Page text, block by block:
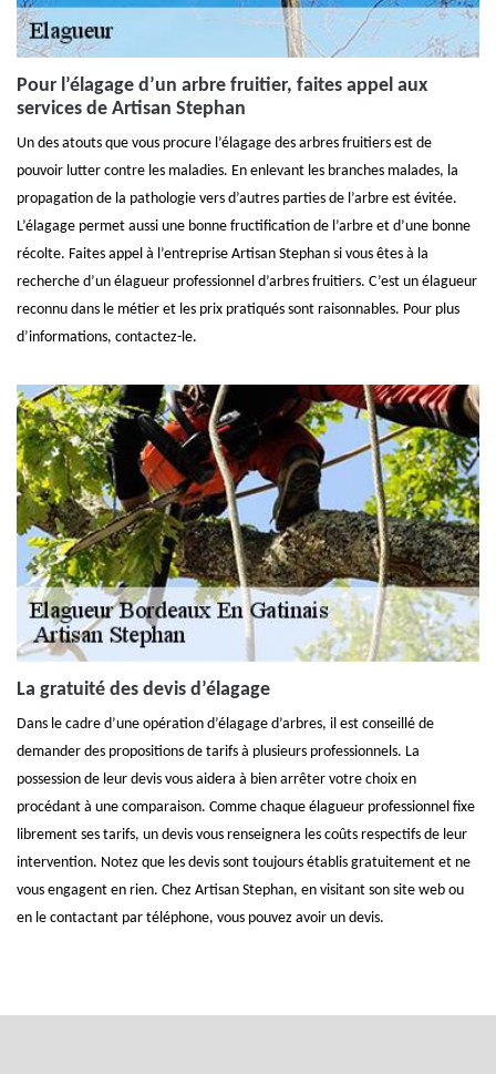
Pour l’élagage d’un arbre fruitier, faites appel aux
services de Artisan Stephan
Un des atouts que vous procure l’élagage des arbres fruitiers est de
pouvoir lutter contre les maladies. En enlevant les branches malades, la
propagation de la pathologie vers d’autres parties de l’arbre est évitée.
L’élagage permet aussi une bonne fructification de l’arbre et d’une bonne
récolte. Faites appel à l’entreprise Artisan Stephan si vous êtes à la
recherche d’un élagueur professionnel d’arbres fruitiers. C’est un élagueur
reconnu dans le métier et les prix pratiqués sont raisonnables. Pour plus
d’informations, contactez-le.
La gratuité des devis d’élagage
Dans le cadre d’une opération d’élagage d’arbres, il est conseillé de
demander des propositions de tarifs à plusieurs professionnels. La
possession de leur devis vous aidera à bien arrêter votre choix en
procédant à une comparaison. Comme chaque élagueur professionnel fixe
librement ses tarifs, un devis vous renseignera les coûts respectifs de leur
intervention. Notez que les devis sont toujours établis gratuitement et ne
vous engagent en rien. Chez Artisan Stephan, en visitant son site web ou
en le contactant par téléphone, vous pouvez avoir un devis.